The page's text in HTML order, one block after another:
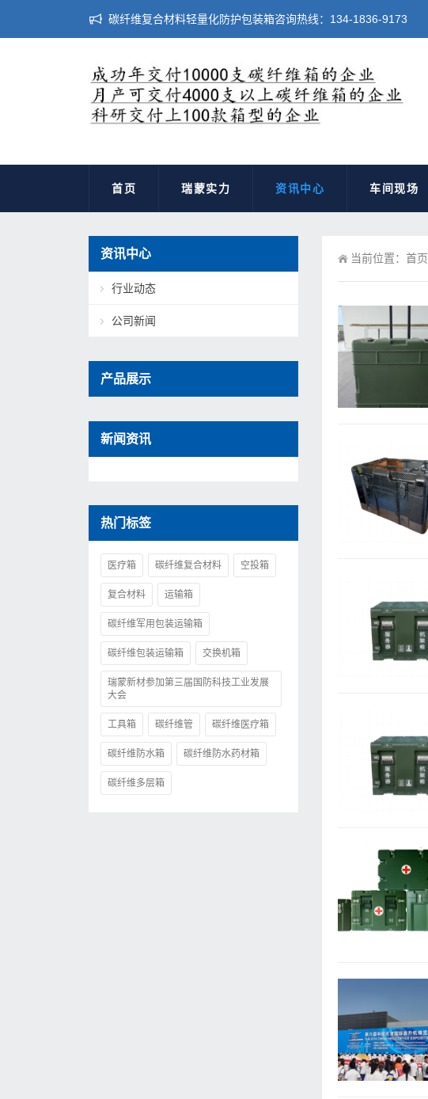
碳纤维复合材料轻量化防护包装箱咨询热线：134-1836-9173
首页 瑞蒙实力 资讯中心 车间现场
当前位置： 首页
资讯中心
行业动态
公司新闻
产品展示
新闻资讯
热门标签
医疗箱 碳纤维复合材料 空投箱
复合材料 运输箱
碳纤维军用包装运输箱
碳纤维包装运输箱 交换机箱
瑞蒙新材参加第三届国防科技工业发展
大会
工具箱 碳纤维管 碳纤维医疗箱
碳纤维防水箱 碳纤维防水药材箱
碳纤维多层箱